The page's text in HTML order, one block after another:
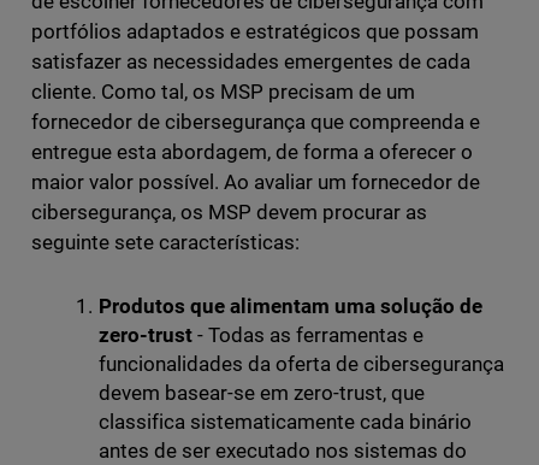
portfólios adaptados e estratégicos que possam
satisfazer as necessidades emergentes de cada
cliente. Como tal, os MSP precisam de um
fornecedor de cibersegurança que compreenda e
entregue esta abordagem, de forma a oferecer o
maior valor possível. Ao avaliar um fornecedor de
cibersegurança, os MSP devem procurar as
seguinte sete características:
Produtos que alimentam uma solução de
zero-trust- Todas as ferramentas e
funcionalidades da oferta de cibersegurança
devem basear-se em zero-trust, que
classifica sistematicamente cada binário
antes de ser executado nos sistemas do